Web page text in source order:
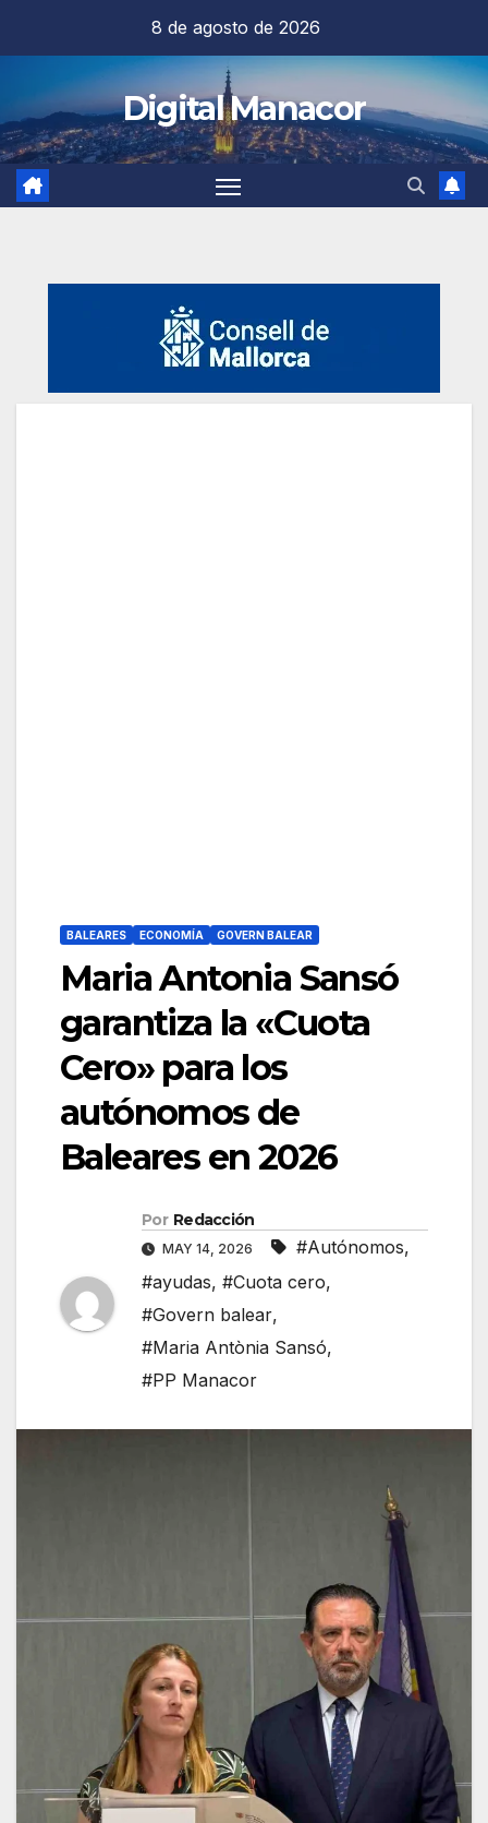
contenido
8 de agosto de 2026
Digital Manacor
BALEARES ECONOMÍA GOVERN BALEAR
Maria Antonia Sansó
garantiza la «Cuota
Cero» para los
autónomos de
Baleares en 2026
Por Redacción
MAY 14, 2026 #Autónomos,
#ayudas, #Cuota cero,
#Govern balear,
#Maria Antònia Sansó,
#PP Manacor